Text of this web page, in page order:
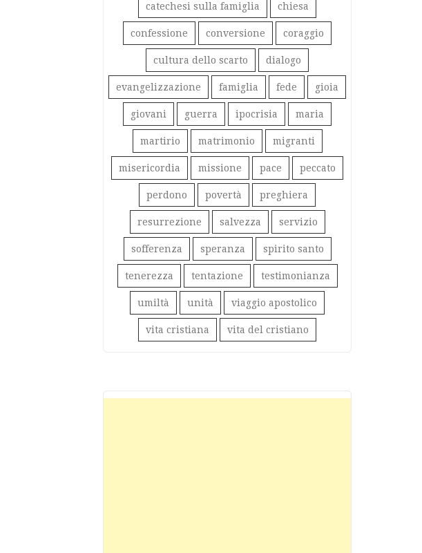
catechesi sulla famiglia chiesa
confessione conversione coraggio
cultura dello scarto dialogo
evangelizzazione famiglia fede gioia
giovani guerra ipocrisia maria
martirio matrimonio migranti
misericordia missione pace peccato
perdono povertà preghiera
resurrezione salvezza servizio
sofferenza speranza spirito santo
tenerezza tentazione testimonianza
umiltà unità viaggio apostolico
vita cristiana vita del cristiano